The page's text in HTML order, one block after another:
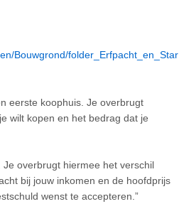
Bouwgrond/folder_Erfpacht_en_Star
eerste koophuis. Je overbrugt
wilt kopen en het bedrag dat je
overbrugt hiermee het verschil
bij jouw inkomen en de hoofdprijs
wenst te accepteren.”